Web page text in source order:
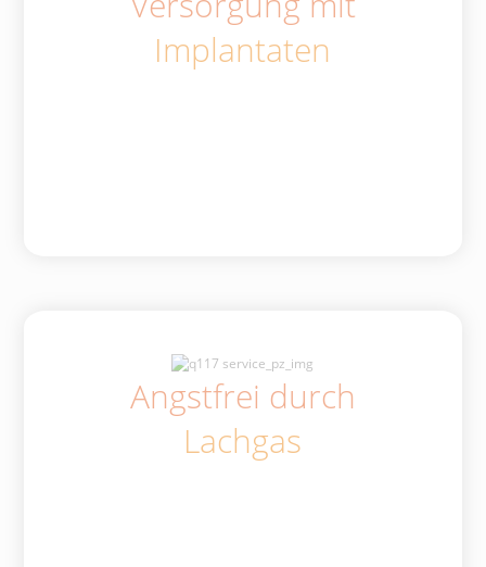
Implantaten
Angstfrei durch
Lachgas